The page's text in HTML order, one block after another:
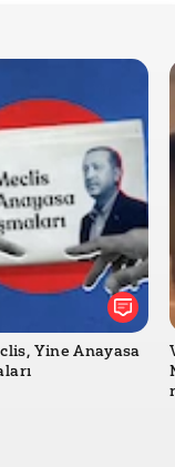
Türkiye’nin
by Source
Raporu
Yine Anayasa